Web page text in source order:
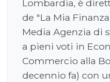
Lombardia, è
de "La Mia
Media Agenzia di
a pieni voti in
Commercio alla
decennio fa) con